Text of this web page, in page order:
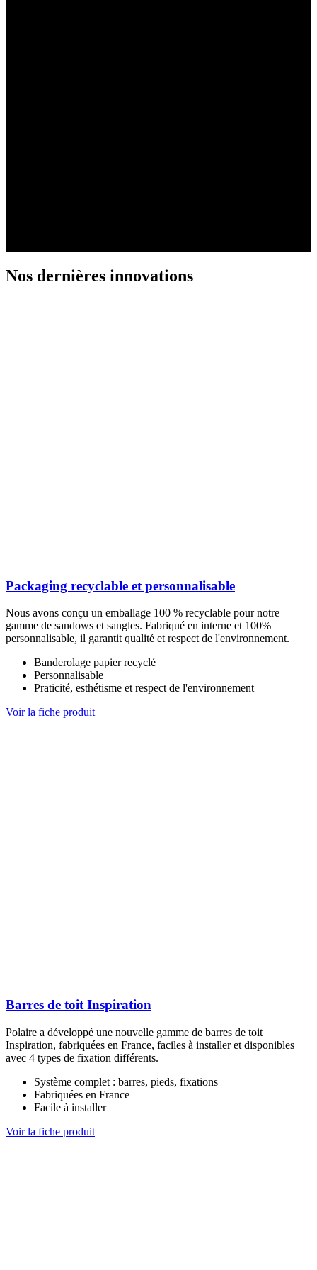
Nos dernières innovations
Packaging recyclable et personnalisable
Nous avons conçu un emballage 100 % recyclable pour notre
gamme de sandows et sangles. Fabriqué en interne et 100%
personnalisable, il garantit qualité et respect de l'environnement.
Banderolage papier recyclé
Personnalisable
Praticité, esthétisme et respect de l'environnement
Voir la fiche produit
Barres de toit Inspiration
Polaire a développé une nouvelle gamme de barres de toit
Inspiration, fabriquées en France, faciles à installer et disponibles
avec 4 types de fixation différents.
Système complet : barres, pieds, fixations
Fabriquées en France
Facile à installer
Voir la fiche produit